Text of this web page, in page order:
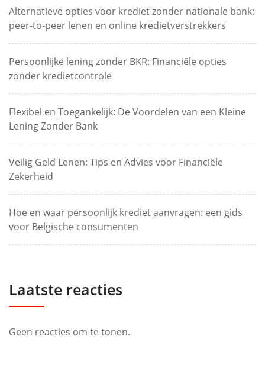
Alternatieve opties voor krediet zonder nationale bank:
peer-to-peer lenen en online kredietverstrekkers
Persoonlijke lening zonder BKR: Financiële opties
zonder kredietcontrole
Flexibel en Toegankelijk: De Voordelen van een Kleine
Lening Zonder Bank
Veilig Geld Lenen: Tips en Advies voor Financiële
Zekerheid
Hoe en waar persoonlijk krediet aanvragen: een gids
voor Belgische consumenten
Laatste reacties
Geen reacties om te tonen.